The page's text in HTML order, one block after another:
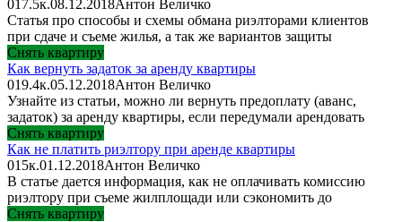
017.5к.08.12.2018Антон Величко
Статья про способы и схемы обмана риэлторами клиентов
при сдаче и съеме жилья, а так же вариантов защиты
Снять квартиру
Как вернуть задаток за аренду квартиры
019.4к.05.12.2018Антон Величко
Узнайте из статьи, можно ли вернуть предоплату (аванс,
задаток) за аренду квартиры, если передумали арендовать
Снять квартиру
Как не платить риэлтору при аренде квартиры
015к.01.12.2018Антон Величко
В статье дается информация, как не оплачивать комиссию
риэлтору при съеме жилплощади или сэкономить до
Снять квартиру